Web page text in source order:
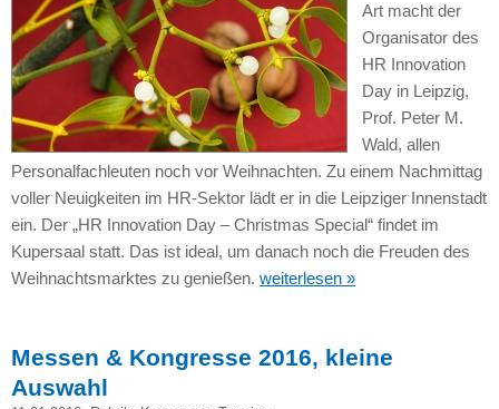
Art macht der
Organisator des
HR Innovation
Day in Leipzig,
Prof. Peter M.
Wald, allen
Personalfachleuten noch vor Weihnachten. Zu einem Nachmittag
voller Neuigkeiten im HR-Sektor lädt er in die Leipziger Innenstadt
ein. Der „HR Innovation Day – Christmas Special“ findet im
Kupersaal statt. Das ist ideal, um danach noch die Freuden des
Weihnachtsmarktes zu genießen. weiterlesen »
Messen & Kongresse 2016, kleine
Auswahl